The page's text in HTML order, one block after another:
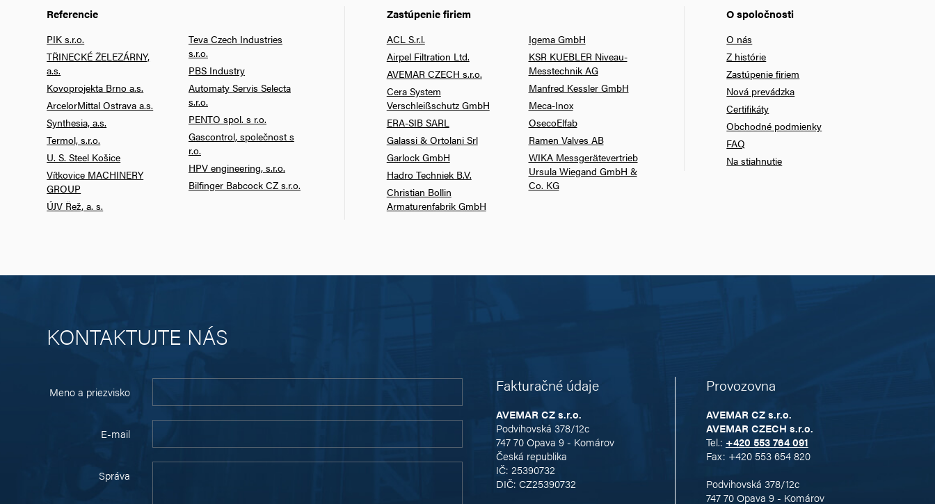
Referencie
PIK s.r.o.
TŘINECKÉ ŽELEZÁRNY,
a.s.
Kovoprojekta Brno a.s.
ArcelorMittal Ostrava a.s.
Synthesia, a.s.
Termol, s.r.o.
U. S. Steel Košice
Vítkovice MACHINERY
GROUP
ÚJV Řež, a. s.
Teva Czech Industries
s.r.o.
PBS Industry
Automaty Servis Selecta
s.r.o.
PENTO spol. s r.o.
Gascontrol, společnost s
r.o.
HPV engineering, s.r.o.
Bilfinger Babcock CZ s.r.o.
Zastúpenie firiem
ACL S.r.l.
Airpel Filtration Ltd.
AVEMAR CZECH s.r.o.
Cera System
Verschleißschutz GmbH
ERA-SIB SARL
Galassi & Ortolani Srl
Garlock GmbH
Hadro Techniek B.V.
Christian Bollin
Armaturenfabrik GmbH
Igema GmbH
KSR KUEBLER Niveau-
Messtechnik AG
Manfred Kessler GmbH
Meca-Inox
OsecoElfab
Ramen Valves AB
WIKA Messgerätevertrieb
Ursula Wiegand GmbH &
Co. KG
O spoločnosti
O nás
Z histórie
Zastúpenie firiem
Nová prevádzka
Certifikáty
Obchodné podmienky
FAQ
Na stiahnutie
KONTAKTUJTE NÁS
Meno a priezvisko
E-mail
Správa
Fakturačné údaje
AVEMAR CZ s.r.o.
Podvihovská 378/12c
747 70 Opava 9 - Komárov
Česká republika
IČ: 25390732
DIČ: CZ25390732
Provozovna
AVEMAR CZ s.r.o.
AVEMAR CZECH s.r.o.
Tel.: +420 553 764 091
Fax: +420 553 654 820
Podvihovská 378/12c
747 70 Opava 9 - Komárov